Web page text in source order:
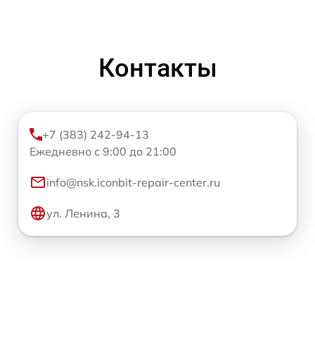
Контакты
+7 (383) 242-94-13
Ежедневно с 9:00 до 21:00
info@nsk.iconbit-repair-center.ru
ул. Ленина, 3